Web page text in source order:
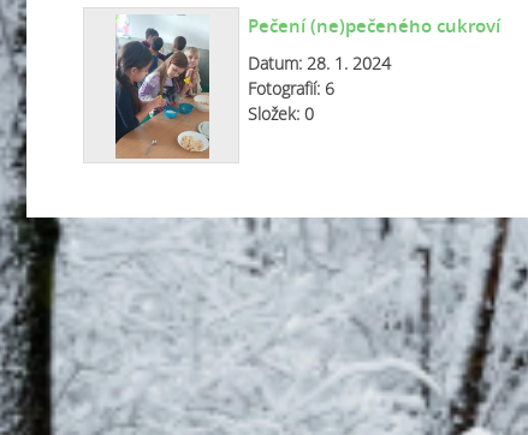
Pečení (ne)pečeného cukroví
Datum: 28. 1. 2024
Fotografií: 6
Složek: 0